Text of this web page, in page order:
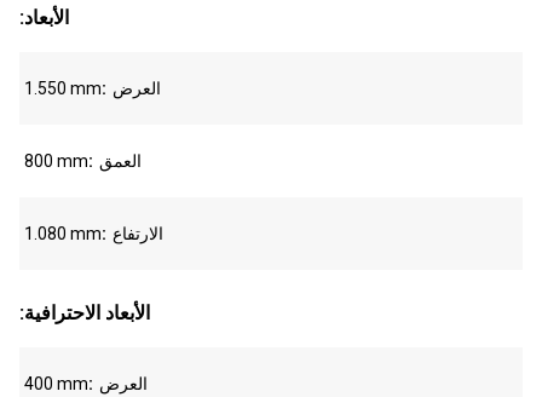
:الأبعاد
1.550 mm العرض
800 mm العمق
1.080 mm الارتفاع
:الأبعاد الاحترافية
400 mm العرض